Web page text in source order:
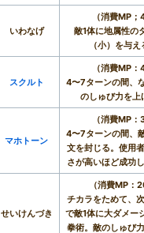
いわなげ
（消費MP；4
敵1体に地属性の
（小）を与え
スクルト
（消費MP：4
4〜7ターンの間、
のしゅび力を上
マホトーン
（消費MP：3
4〜7ターンの間、
文を封じる。使用
さが高いほど成功し
せいけんづき
（消費MP：
チカラをためて、
で敵1体に大ダメー
拳術。敵のしゅび